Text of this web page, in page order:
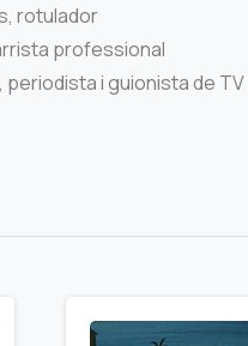
rotulador
professional
periodista i guionista de TV